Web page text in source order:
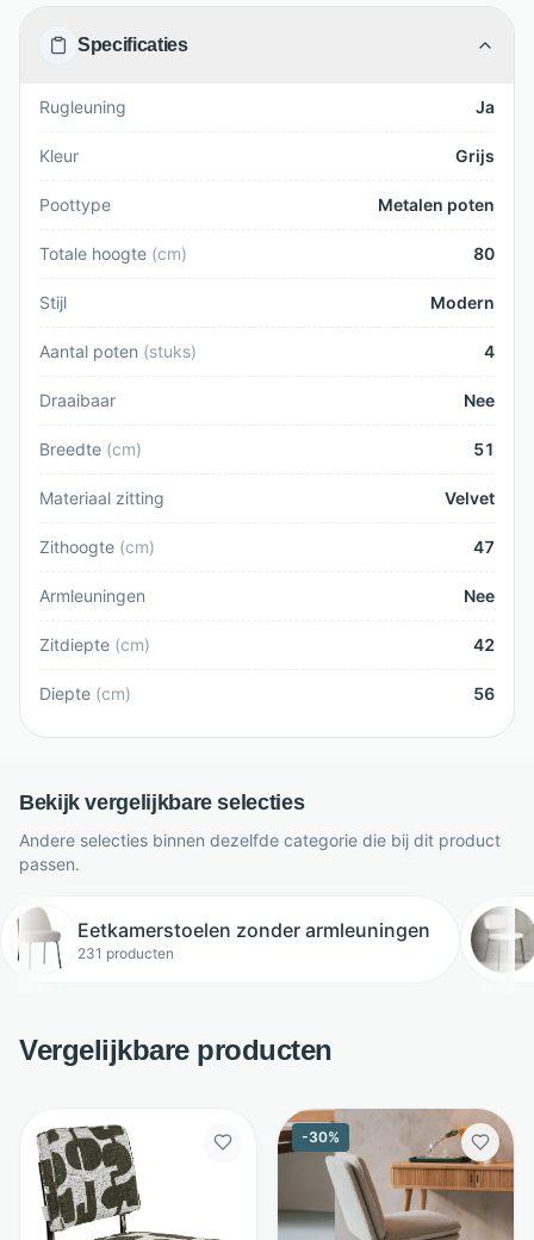
Specificaties
Rugleuning Ja
Kleur Grijs
Poottype Metalen poten
Totale hoogte (cm) 80
Stijl Modern
Aantal poten (stuks) 4
Draaibaar Nee
Breedte (cm) 51
Materiaal zitting Velvet
Zithoogte (cm) 47
Armleuningen Nee
Zitdiepte (cm) 42
Diepte (cm) 56
Bekijk vergelijkbare selecties
Andere selecties binnen dezelfde categorie die bij dit product
passen.
Eetkamerstoelen zonder armleuningen
231 producten
Vergelijkbare producten
-30%